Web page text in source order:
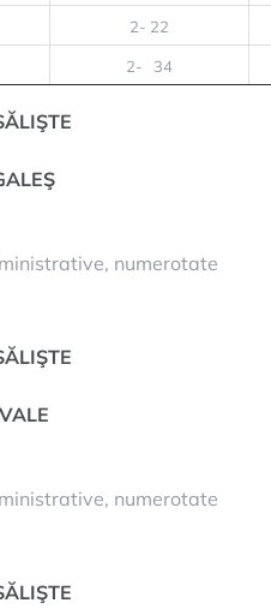
2- 22
2- 34
numerotate
numerotate